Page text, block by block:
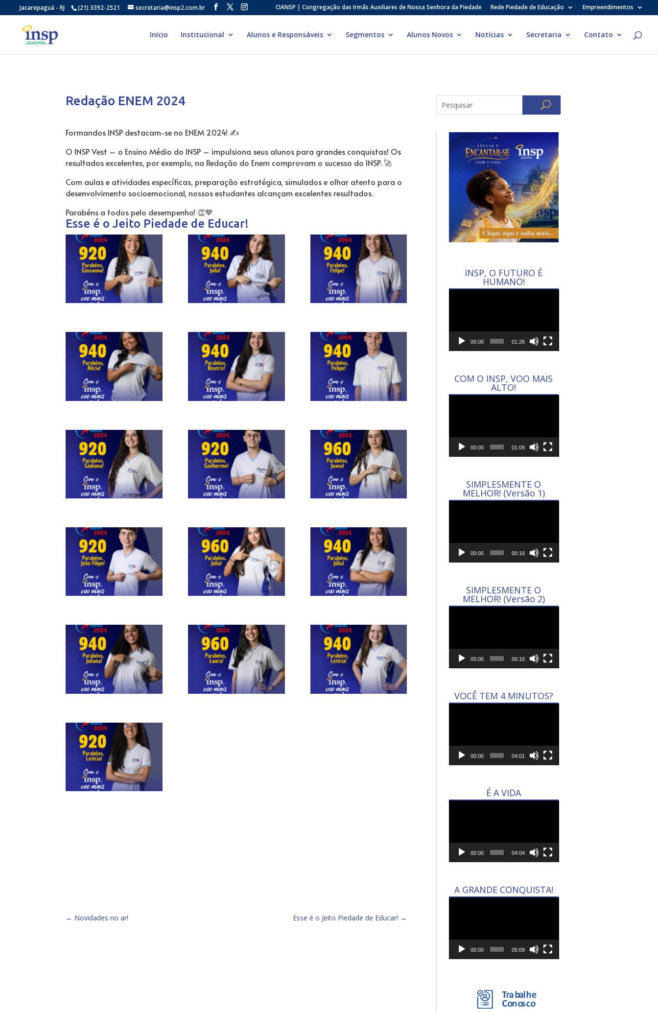
Jacarepaguá - RJ (21) 3392-2521 secretaria@insp2.com.br CIANSP | Congregação das Irmãs Auxiliares de Nossa Senhora da Piedade Rede Piedade de Educação Empreendimentos
Início Institucional Alunos e Responsáveis Segmentos Alunos Novos Notícias Secretaria Contato
Redação ENEM 2024
Formandos INSP destacam-se no ENEM 2024! ✍️
O INSP Vest – o Ensino Médio do INSP – impulsiona seus alunos para grandes conquistas! Os
resultados excelentes, por exemplo, na Redação do Enem comprovam o sucesso do INSP. 🚀
Com aulas e atividades específicas, preparação estratégica, simulados e olhar atento para o
desenvolvimento socioemocional, nossos estudantes alcançam excelentes resultados.
Parabéns a todos pelo desempenho! 👏💙
Esse é o Jeito Piedade de Educar!
← Novidades no ar! Esse é o Jeito Piedade de Educar! →
INSP, O FUTURO É
HUMANO!
00:00 01:26
COM O INSP, VOO MAIS
ALTO!
00:00 01:09
SIMPLESMENTE O
MELHOR! (Versão 1)
00:00 00:16
SIMPLESMENTE O
MELHOR! (Versão 2)
00:00 00:16
VOCÊ TEM 4 MINUTOS?
00:00 04:01
É A VIDA
00:00 04:04
A GRANDE CONQUISTA!
00:00 05:09